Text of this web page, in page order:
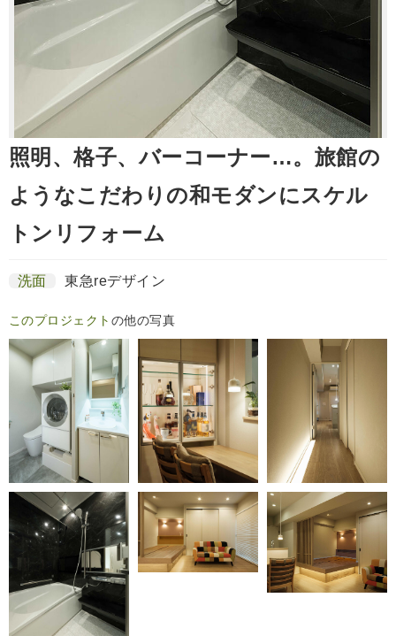
照明、格子、バーコーナー…。旅館の
ようなこだわりの和モダンにスケル
トンリフォーム
洗面 東急reデザイン
このプロジェクト の他の写真